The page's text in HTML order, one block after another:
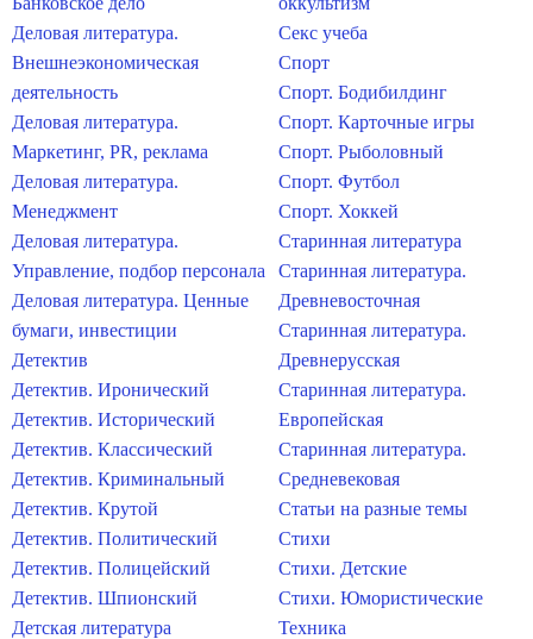
Деловая литература.
Внешнеэкономическая
деятельность
Деловая литература.
Маркетинг, PR, реклама
Деловая литература.
Менеджмент
Деловая литература.
Управление, подбор персонала
Деловая литература. Ценные
бумаги, инвестиции
Детектив
Детектив. Иронический
Детектив. Исторический
Детектив. Классический
Детектив. Криминальный
Детектив. Крутой
Детектив. Политический
Детектив. Полицейский
Детектив. Шпионский
Детская литература
Секс учеба
Спорт
Спорт. Бодибилдинг
Спорт. Карточные игры
Спорт. Рыболовный
Спорт. Футбол
Спорт. Хоккей
Старинная литература
Старинная литература.
Древневосточная
Старинная литература.
Древнерусская
Старинная литература.
Европейская
Старинная литература.
Средневековая
Статьи на разные темы
Стихи
Стихи. Детские
Стихи. Юмористические
Техника